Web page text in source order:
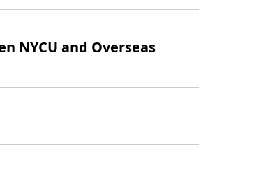
NYCU and Overseas